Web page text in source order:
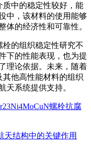
质中的稳定性较好，能
中，该材料的使用能够
体的经济性和可靠性。
栓的组织稳定性研究不
下的性能表现，也为提
理论依据。未来，随着
其他高性能材料的组织
天系统提供支持。
螺栓抗腐
天结构中的关键作用